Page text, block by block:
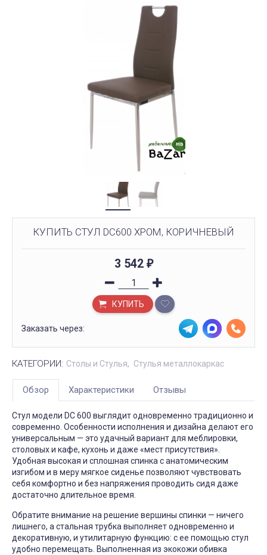
КУПИТЬ СТУЛ DC600 ХРОМ, КОРИЧНЕВЫЙ
3 542 ₽
КУПИТЬ
Заказать через:
КАТЕГОРИИ: Столы и Стулья Стулья металлокаркас
Обзор Характеристики Отзывы
Стул модели DC 600 выглядит одновременно традиционно и
современно. Особенности исполнения и дизайна делают его
универсальным — это удачный вариант для меблировки,
столовых и кафе, кухонь и даже «мест присутствия».
Удобная высокая и сплошная спинка с анатомическим
изгибом и в меру мягкое сиденье позволяют чувствовать
себя комфортно и без напряжения проводить сидя даже
достаточно длительное время.
Обратите внимание на решение вершины спинки — ничего
лишнего, а стальная трубка выполняет одновременно и
декоративную, и утилитарную функцию: с ее помощью стул
удобно перемещать. Выполненная из экокожи обивка